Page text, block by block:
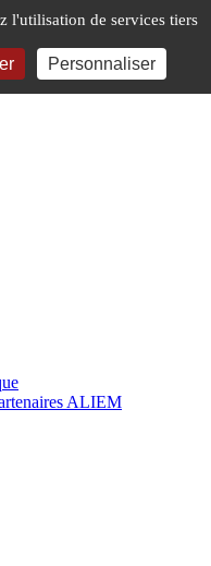
ALIEM
l'utilisation de services tiers
Personnaliser